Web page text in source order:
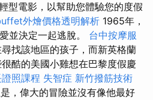
型電影，以幫助您體驗您的度假
外燴價格透明解析 1965年，
並決定一起逃脫。 台中按摩服
找該地區的孩子，而新英格蘭
酷的美國小雞想在巴黎度假慶
照課程 失智症 新竹撥筋技術
，偉大的冒險並沒有像他最好